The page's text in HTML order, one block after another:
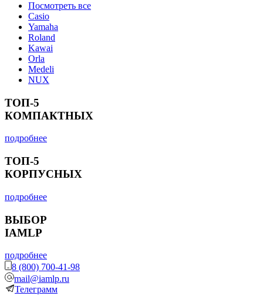
Посмотреть все
Casio
Yamaha
Roland
Kawai
Orla
Medeli
NUX
ТОП-5
КОМПАКТНЫХ
подробнее
ТОП-5
КОРПУСНЫХ
подробнее
ВЫБОР
IAMLP
подробнее
8 (800) 700-41-98
mail@iamlp.ru
Телеграмм